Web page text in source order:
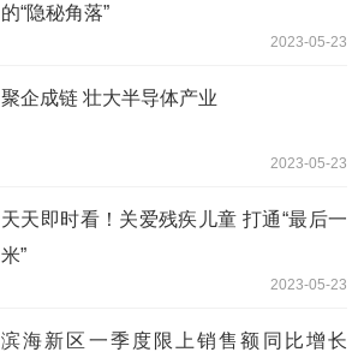
的“隐秘角落”
2023-05-23
聚企成链 壮大半导体产业
2023-05-23
天天即时看！关爱残疾儿童 打通“最后一
米”
2023-05-23
滨海新区一季度限上销售额同比增长